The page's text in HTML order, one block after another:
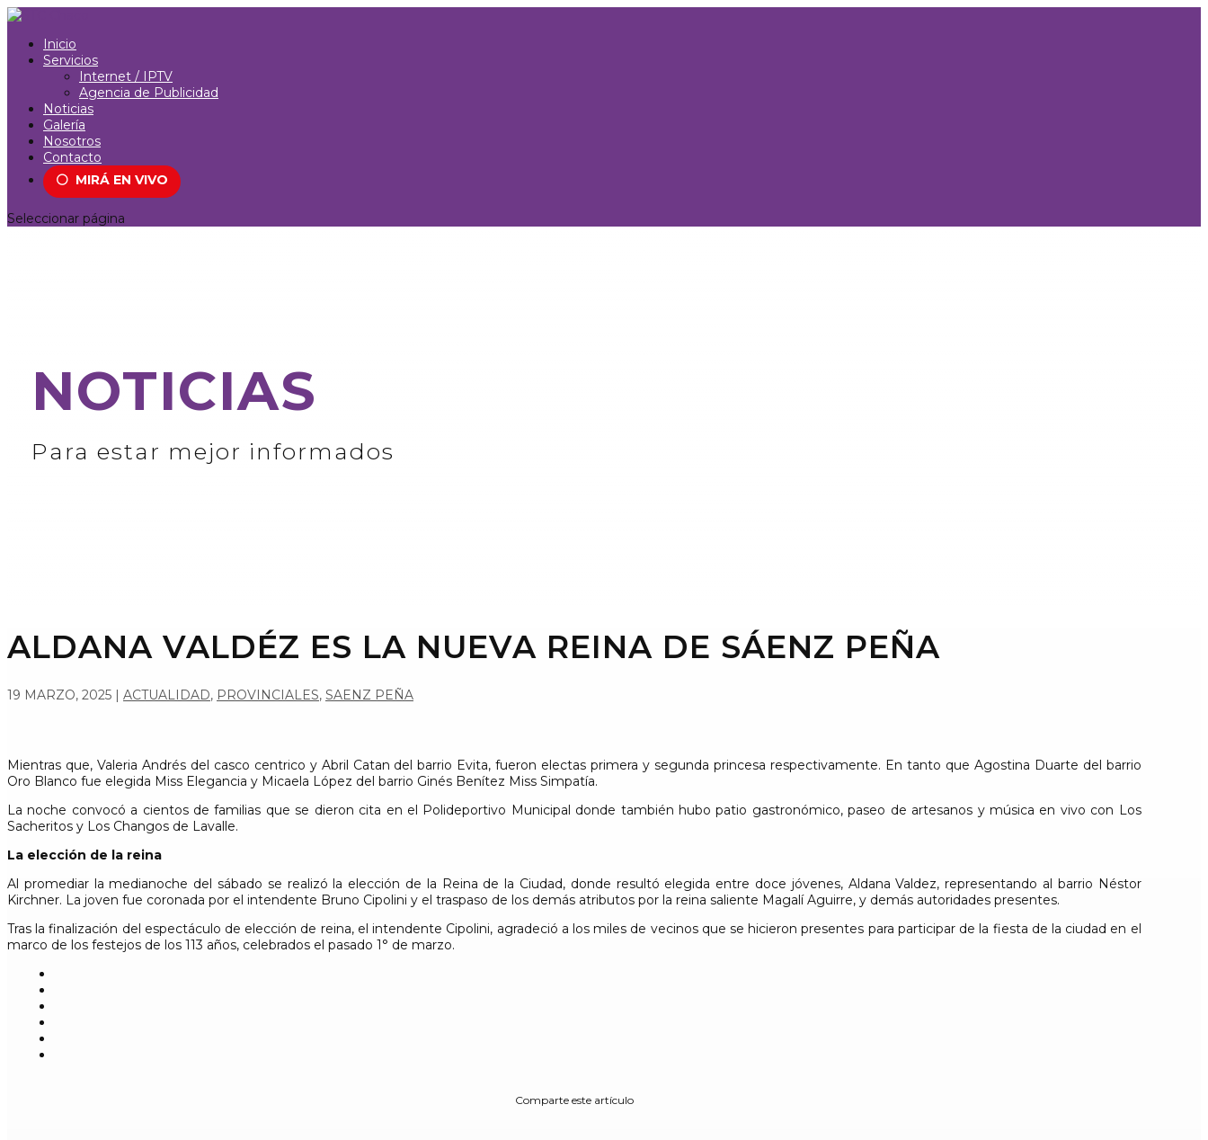
Inicio
Servicios
Internet / IPTV
Agencia de Publicidad
Noticias
Galería
Nosotros
Contacto
⚪ MIRÁ EN VIVO
Seleccionar página
NOTICIAS
Para estar mejor informados
ALDANA VALDÉZ ES LA NUEVA REINA DE SÁENZ PEÑA
19 MARZO, 2025 | ACTUALIDAD, PROVINCIALES, SAENZ PEÑA
Mientras que, Valeria Andrés del casco centrico y Abril Catan del barrio Evita, fueron electas primera y segunda princesa respectivamente. En tanto que Agostina Duarte del barrio
Oro Blanco fue elegida Miss Elegancia y Micaela López del barrio Ginés Benítez Miss Simpatía.
La noche convocó a cientos de familias que se dieron cita en el Polideportivo Municipal donde también hubo patio gastronómico, paseo de artesanos y música en vivo con Los
Sacheritos y Los Changos de Lavalle.
La elección de la reina
Al promediar la medianoche del sábado se realizó la elección de la Reina de la Ciudad, donde resultó elegida entre doce jóvenes, Aldana Valdez, representando al barrio Néstor
Kirchner. La joven fue coronada por el intendente Bruno Cipolini y el traspaso de los demás atributos por la reina saliente Magalí Aguirre, y demás autoridades presentes.
Tras la finalización del espectáculo de elección de reina, el intendente Cipolini, agradeció a los miles de vecinos que se hicieron presentes para participar de la fiesta de la ciudad en el
marco de los festejos de los 113 años, celebrados el pasado 1° de marzo.
Comparte este artículo